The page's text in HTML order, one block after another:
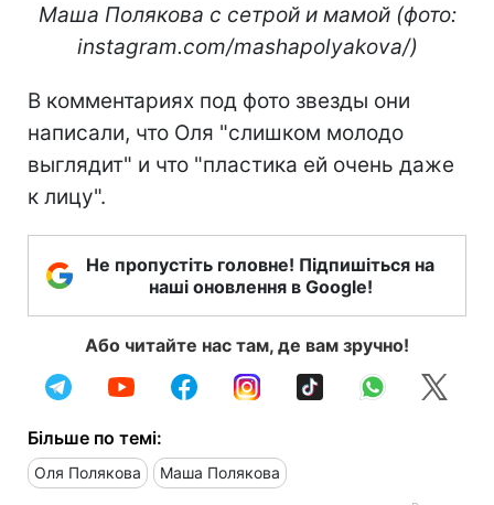
Маша Полякова с сетрой и мамой (фото:
instagram.com/mashapolyakova/)
В комментариях под фото звезды они
написали, что Оля "слишком молодо
выглядит" и что "пластика ей очень даже
к лицу".
Не пропустіть головне! Підпишіться на
наші оновлення в Google!
Або читайте нас там, де вам зручно!
Більше по темі:
Оля Полякова Маша Полякова